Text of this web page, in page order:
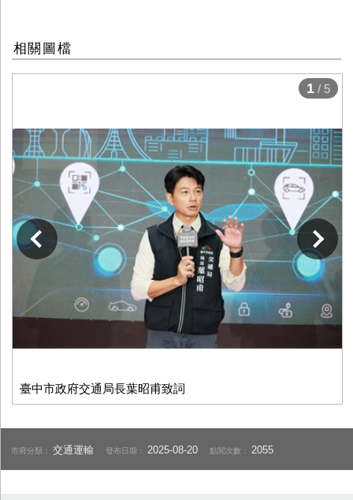
相關圖檔
臺中市政府交通局長葉昭甫致詞
下一張
1 / 5
市府分類：交通運輸 發布日期：2025-08-20 點閱次數：2055